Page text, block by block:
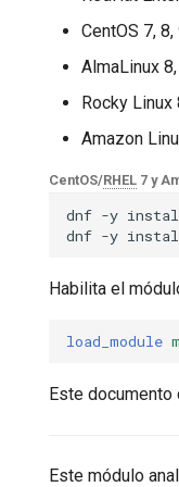
CentOS 7, 8,
AlmaLinux
Rocky Linux
Amazon
CentOS/RHEL 7 y
dnf -y
dnf -y
Habilita el
load_module
Este
Este módulo